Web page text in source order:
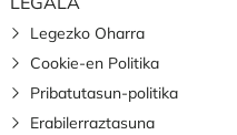
Legezko Oharra
Cookie-en Politika
Pribatutasun-politika
Erabilerraztasuna